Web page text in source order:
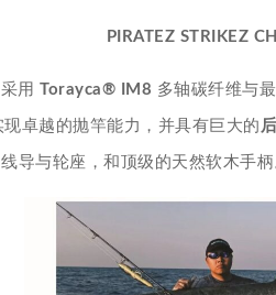
PIRATEZ STRIKEZ
采用 Torayca® IM8 多轴碳纤维与
卓越的抛竿能力，并具有巨大的
导与轮座，和顶级的天然软木手柄